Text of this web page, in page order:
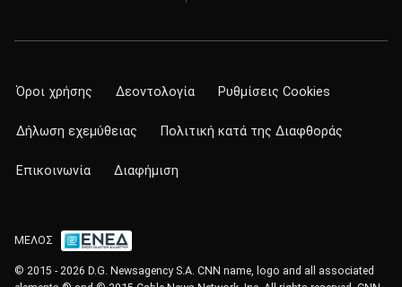
Όροι χρήσης Δεοντολογία Ρυθμίσεις Cookies
Δήλωση εχεμύθειας Πολιτική κατά της Διαφθοράς
Επικοινωνία Διαφήμιση
ΜΕΛΟΣ
© 2015 - 2026 D.G. Newsagency S.A. CNN name, logo and all associated